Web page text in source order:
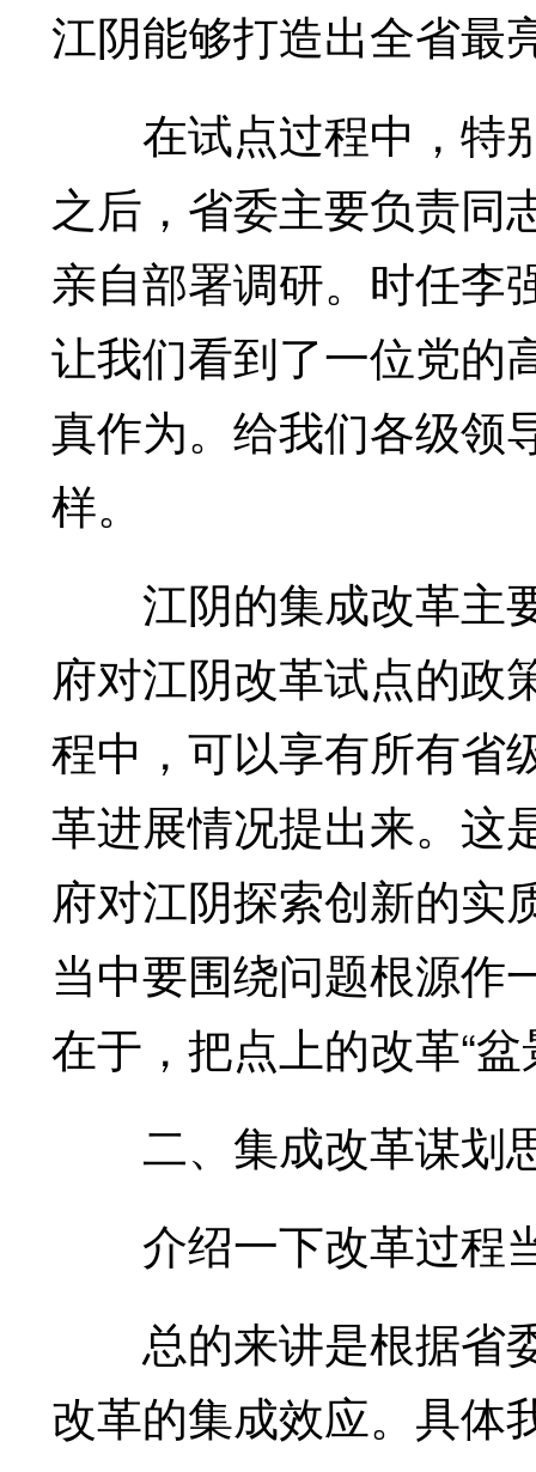
江阴能够打造出全省最
在试点过程中，特
之后，省委主要负责同
亲自部署调研。时任李
让我们看到了一位党的
真作为。给我们各级领
样。
江阴的集成改革主
府对江阴改革试点的政
程中，可以享有所有省
革进展情况提出来。这
府对江阴探索创新的实
当中要围绕问题根源作
在于，把点上的改革“
二、集成改革谋划
介绍一下改革过程
总的来讲是根据省
改革的集成效应。具体